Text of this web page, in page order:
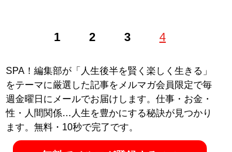
1 2 3 4
SPA！編集部が「人生後半を賢く楽しく生きる」
をテーマに厳選した記事をメルマガ会員限定で毎
週金曜日にメールでお届けします。仕事・お金・
性・人間関係…人生を豊かにする秘訣が見つかり
ます。無料・10秒で完了です。